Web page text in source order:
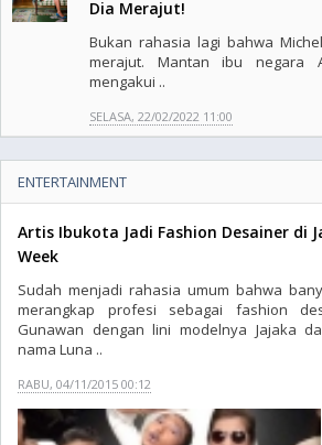
Dia Merajut!
Bukan rahasia lagi bahwa
merajut. Mantan ibu negara
mengakui ..
SELASA, 22/02/2022 11:00
ENTERTAINMENT
Artis Ibukota Jadi Fashion Desainer di
Week
Sudah menjadi rahasia umum bahwa
merangkap profesi sebagai fashion
Gunawan dengan lini modelnya Jajaka
nama Luna ..
RABU, 04/11/2015 00:12